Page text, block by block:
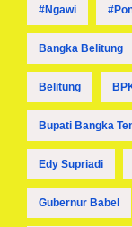
#ngawi
Bangka Belitung
Belitung
Bupati Bangka
Edy Supriadi
Gubernur Babel